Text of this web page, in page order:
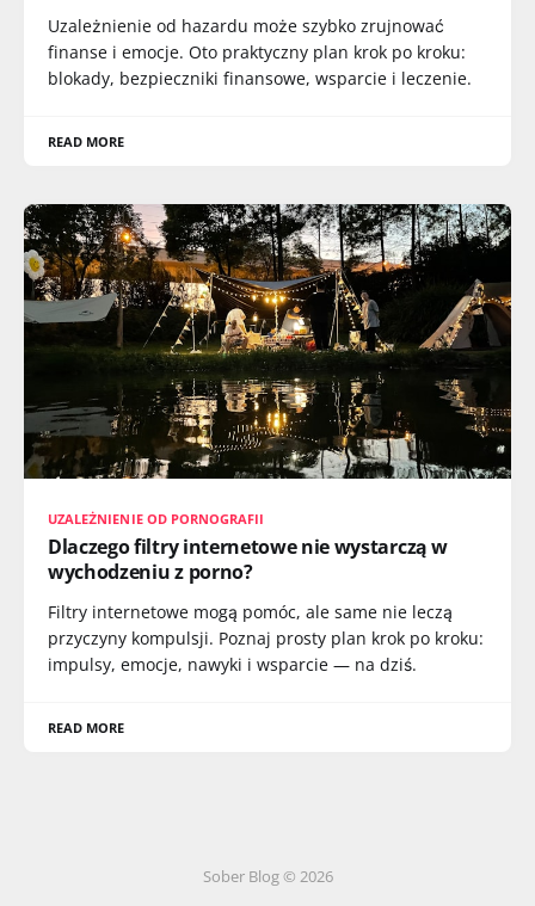
Uzależnienie od hazardu może szybko zrujnować
finanse i emocje. Oto praktyczny plan krok po kroku:
blokady, bezpieczniki finansowe, wsparcie i leczenie.
READ MORE
UZALEŻNIENIE OD PORNOGRAFII
Dlaczego filtry internetowe nie wystarczą w
wychodzeniu z porno?
Filtry internetowe mogą pomóc, ale same nie leczą
przyczyny kompulsji. Poznaj prosty plan krok po kroku:
impulsy, emocje, nawyki i wsparcie — na dziś.
READ MORE
Sober Blog © 2026